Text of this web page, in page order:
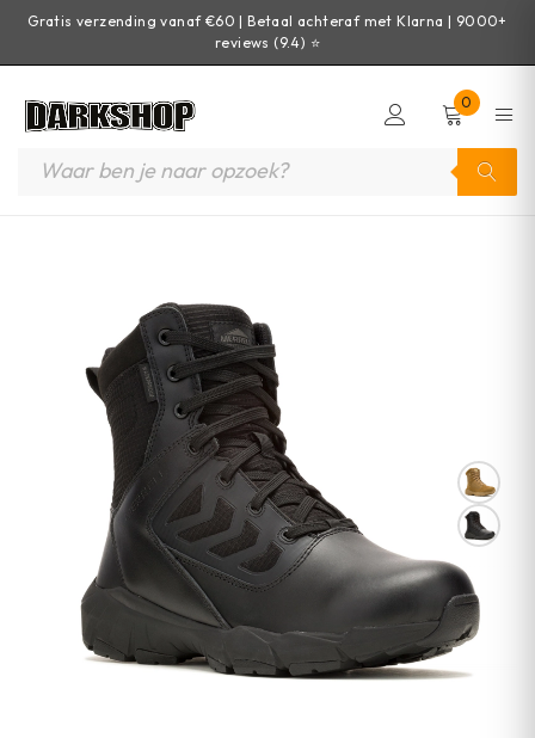
Gratis verzending vanaf €60 | Betaal achteraf met Klarna | 9000+
reviews (9.4) ⭐
0